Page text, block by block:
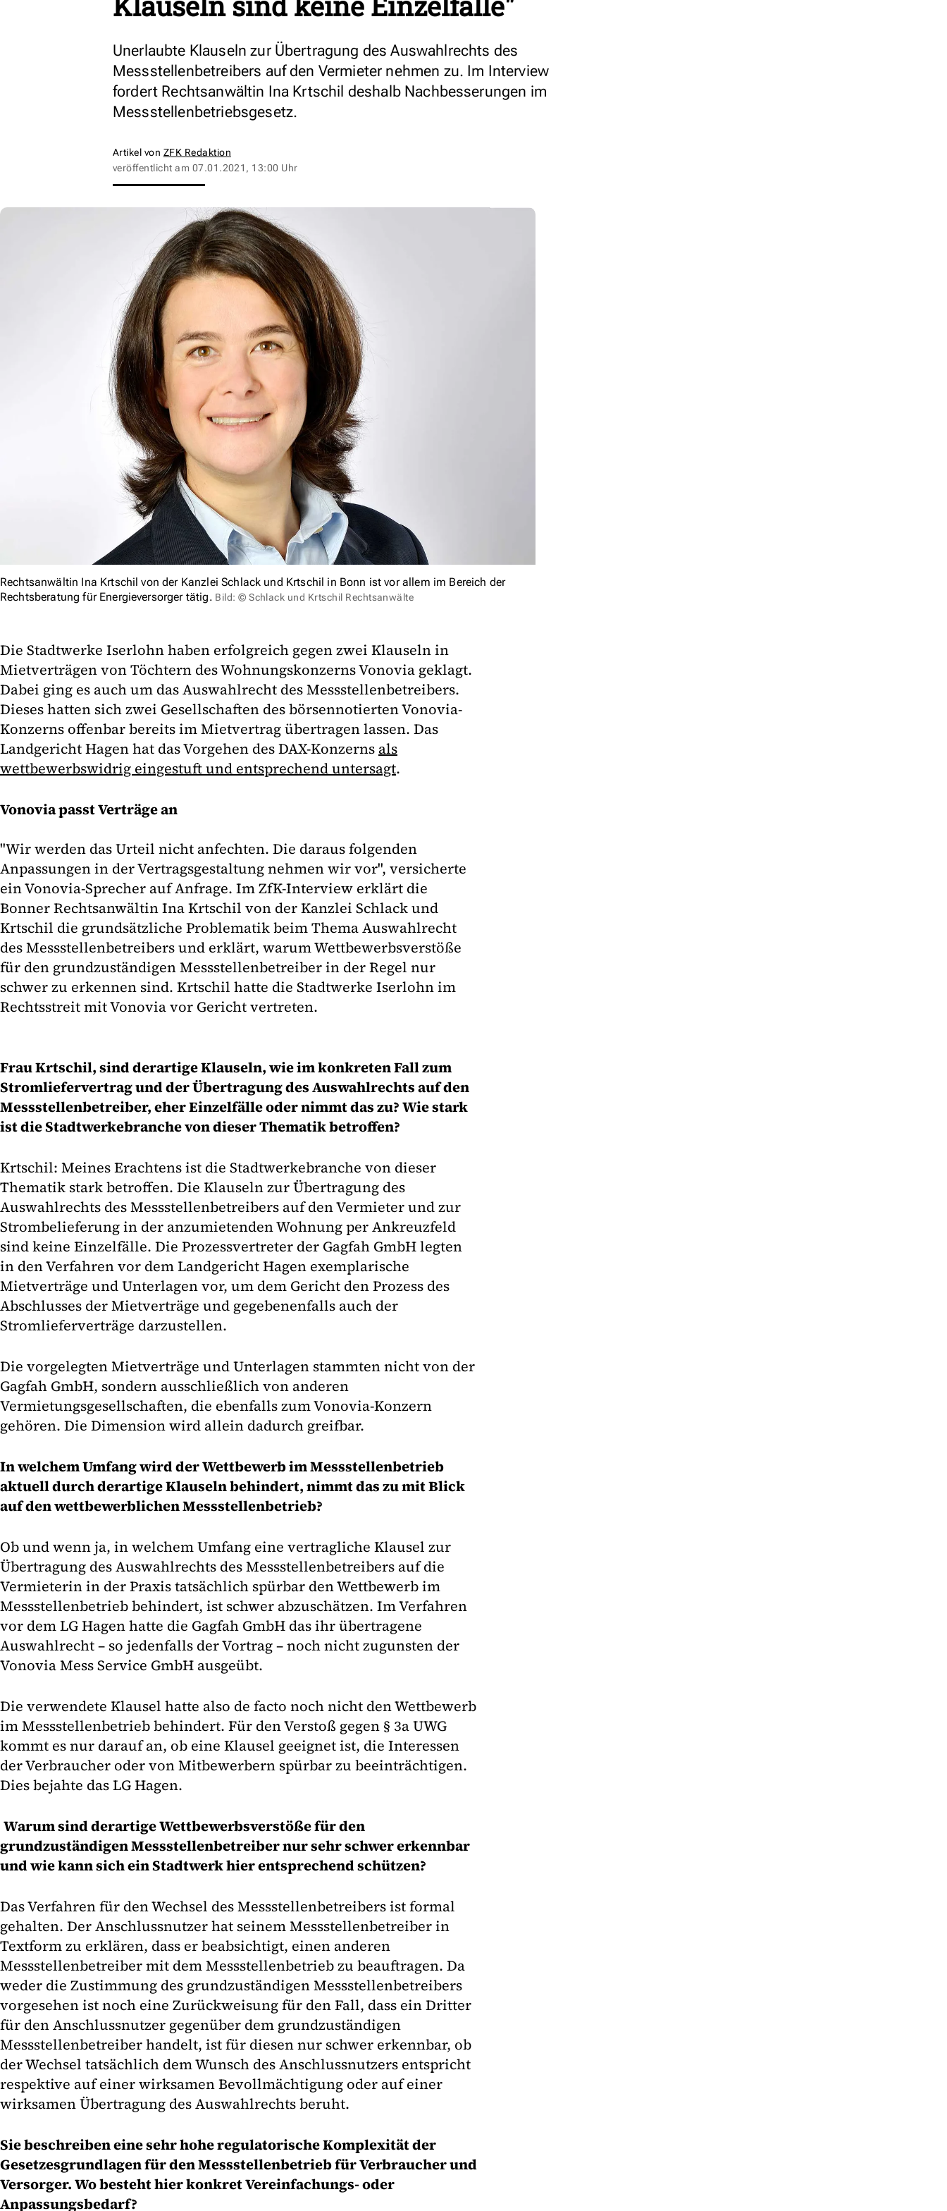
Unerlaubte Klauseln zur Übertragung des Auswahlrechts des
Messstellenbetreibers auf den Vermieter nehmen zu. Im Interview
fordert Rechtsanwältin Ina Krtschil deshalb Nachbesserungen im
Messstellenbetriebsgesetz.
Artikel von ZFK Redaktion
veröffentlicht am 07.01.2021, 13:00 Uhr
Rechtsanwältin Ina Krtschil von der Kanzlei Schlack und Krtschil in Bonn ist vor allem im Bereich der
Rechtsberatung für Energieversorger tätig. Bild: © Schlack und Krtschil Rechtsanwälte
Die Stadtwerke Iserlohn haben erfolgreich gegen zwei Klauseln in
Mietverträgen von Töchtern des Wohnungskonzerns Vonovia geklagt.
Dabei ging es auch um das Auswahlrecht des Messstellenbetreibers.
Dieses hatten sich zwei Gesellschaften des börsennotierten Vonovia-
Konzerns offenbar bereits im Mietvertrag übertragen lassen. Das
Landgericht Hagen hat das Vorgehen des DAX-Konzerns als
wettbewerbswidrig eingestuft und entsprechend untersagt.
Vonovia passt Verträge an
"Wir werden das Urteil nicht anfechten. Die daraus folgenden
Anpassungen in der Vertragsgestaltung nehmen wir vor", versicherte
ein Vonovia-Sprecher auf Anfrage. Im ZfK-Interview erklärt die
Bonner Rechtsanwältin Ina Krtschil von der Kanzlei Schlack und
Krtschil die grundsätzliche Problematik beim Thema Auswahlrecht
des Messstellenbetreibers und erklärt, warum Wettbewerbsverstöße
für den grundzuständigen Messstellenbetreiber in der Regel nur
schwer zu erkennen sind. Krtschil hatte die Stadtwerke Iserlohn im
Rechtsstreit mit Vonovia vor Gericht vertreten.
Frau Krtschil, sind derartige Klauseln, wie im konkreten Fall zum
Stromliefervertrag und der Übertragung des Auswahlrechts auf den
Messstellenbetreiber, eher Einzelfälle oder nimmt das zu? Wie stark
ist die Stadtwerkebranche von dieser Thematik betroffen?
Krtschil: Meines Erachtens ist die Stadtwerkebranche von dieser
Thematik stark betroffen. Die Klauseln zur Übertragung des
Auswahlrechts des Messstellenbetreibers auf den Vermieter und zur
Strombelieferung in der anzumietenden Wohnung per Ankreuzfeld
sind keine Einzelfälle. Die Prozessvertreter der Gagfah GmbH legten
in den Verfahren vor dem Landgericht Hagen exemplarische
Mietverträge und Unterlagen vor, um dem Gericht den Prozess des
Abschlusses der Mietverträge und gegebenenfalls auch der
Stromlieferverträge darzustellen.
Die vorgelegten Mietverträge und Unterlagen stammten nicht von der
Gagfah GmbH, sondern ausschließlich von anderen
Vermietungsgesellschaften, die ebenfalls zum Vonovia-Konzern
gehören. Die Dimension wird allein dadurch greifbar.
In welchem Umfang wird der Wettbewerb im Messstellenbetrieb
aktuell durch derartige Klauseln behindert, nimmt das zu mit Blick
auf den wettbewerblichen Messstellenbetrieb?
Ob und wenn ja, in welchem Umfang eine vertragliche Klausel zur
Übertragung des Auswahlrechts des Messstellenbetreibers auf die
Vermieterin in der Praxis tatsächlich spürbar den Wettbewerb im
Messstellenbetrieb behindert, ist schwer abzuschätzen. Im Verfahren
vor dem LG Hagen hatte die Gagfah GmbH das ihr übertragene
Auswahlrecht – so jedenfalls der Vortrag – noch nicht zugunsten der
Vonovia Mess Service GmbH ausgeübt.
Die verwendete Klausel hatte also de facto noch nicht den Wettbewerb
im Messstellenbetrieb behindert. Für den Verstoß gegen § 3a UWG
kommt es nur darauf an, ob eine Klausel geeignet ist, die Interessen
der Verbraucher oder von Mitbewerbern spürbar zu beeinträchtigen.
Dies bejahte das LG Hagen.
Warum sind derartige Wettbewerbsverstöße für den
grundzuständigen Messstellenbetreiber nur sehr schwer erkennbar
und wie kann sich ein Stadtwerk hier entsprechend schützen?
Das Verfahren für den Wechsel des Messstellenbetreibers ist formal
gehalten. Der Anschlussnutzer hat seinem Messstellenbetreiber in
Textform zu erklären, dass er beabsichtigt, einen anderen
Messstellenbetreiber mit dem Messstellenbetrieb zu beauftragen. Da
weder die Zustimmung des grundzuständigen Messstellenbetreibers
vorgesehen ist noch eine Zurückweisung für den Fall, dass ein Dritter
für den Anschlussnutzer gegenüber dem grundzuständigen
Messstellenbetreiber handelt, ist für diesen nur schwer erkennbar, ob
der Wechsel tatsächlich dem Wunsch des Anschlussnutzers entspricht
respektive auf einer wirksamen Bevollmächtigung oder auf einer
wirksamen Übertragung des Auswahlrechts beruht.
Sie beschreiben eine sehr hohe regulatorische Komplexität der
Gesetzesgrundlagen für den Messstellenbetrieb für Verbraucher und
Versorger. Wo besteht hier konkret Vereinfachungs- oder
Anpassungsbedarf?